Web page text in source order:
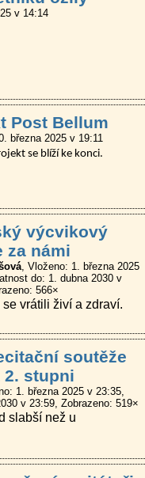
v 14:14
Post Bellum
března 2025 v 19:11
se blíží ke konci.
výcvikový
za námi
Vloženo: 1. března 2025
do: 1. dubna 2030 v
566×
vrátili živí a zdraví.
soutěže
2. stupni
1. března 2025 v 23:35
v 23:59 Zobrazeno: 519×
slabší než u